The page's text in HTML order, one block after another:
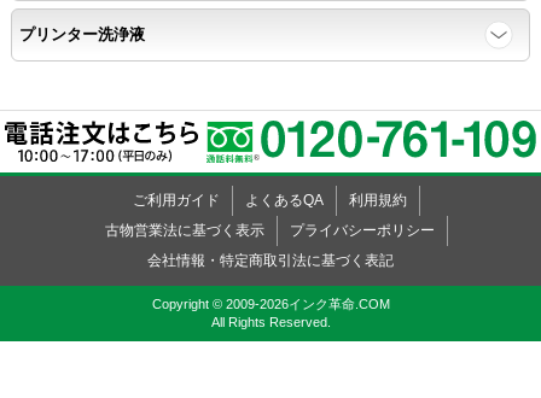
プリンター洗浄液
ご利用ガイド よくあるQA
利用規約
古物営業法に基づく表示
プライバシーポリシー
会社情報・特定商取引法に基づく表記
Copyright © 2009-2026インク革命.COM
All Rights Reserved.